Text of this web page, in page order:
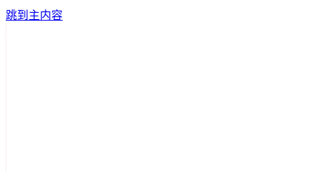
跳到主内容